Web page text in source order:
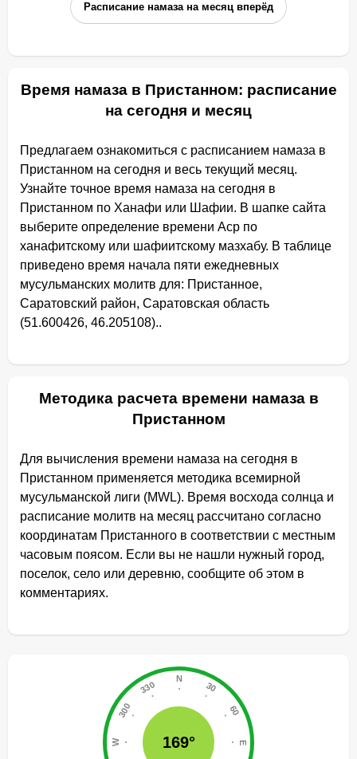
Расписание намаза на месяц вперёд
Время намаза в Пристанном: расписание
на сегодня и месяц
Предлагаем ознакомиться с расписанием намаза в
Пристанном на сегодня и весь текущий месяц.
Узнайте точное время намаза на сегодня в
Пристанном по Ханафи или Шафии. В шапке сайта
выберите определение времени Аср по
ханафитскому или шафиитскому мазхабу. В таблице
приведено время начала пяти ежедневных
мусульманских молитв для: Пристанное,
Саратовский район, Саратовская область
(51.600426, 46.205108)..
Методика расчета времени намаза в
Пристанном
Для вычисления времени намаза на сегодня в
Пристанном применяется методика всемирной
мусульманской лиги (MWL). Время восхода солнца и
расписание молитв на месяц рассчитано согласно
координатам Пристанного в соответствии с местным
часовым поясом. Если вы не нашли нужный город,
поселок, село или деревню, сообщите об этом в
комментариях.
169°